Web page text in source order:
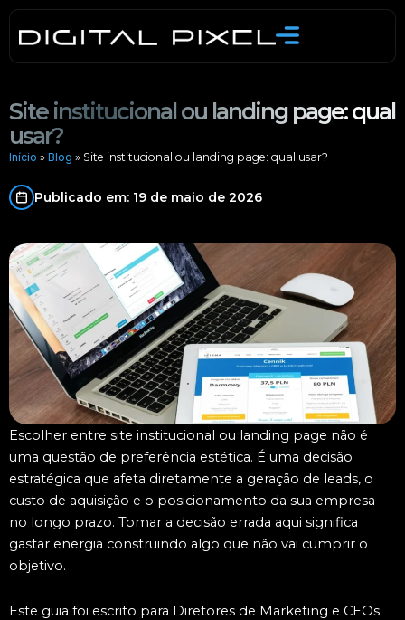
Skip
Site institucional ou landing page: qual
usar?
Início » Blog » Site institucional ou landing page: qual usar?
Publicado em: 19 de maio de 2026
Escolher entre site institucional ou landing page não é
uma questão de preferência estética. É uma decisão
estratégica que afeta diretamente a geração de leads, o
custo de aquisição e o posicionamento da sua empresa
no longo prazo. Tomar a decisão errada aqui significa
gastar energia construindo algo que não vai cumprir o
objetivo.
Este guia foi escrito para Diretores de Marketing e CEOs